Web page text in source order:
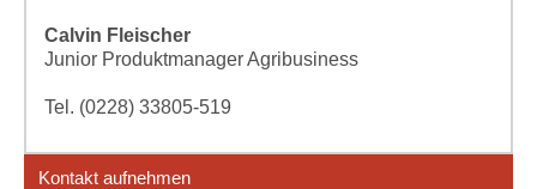
Calvin Fleischer
Junior Produktmanager Agribusiness
Tel. (0228) 33805-519
Kontakt aufnehmen